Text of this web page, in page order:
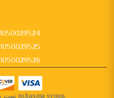
تمت برمجة الموقع بواسطة